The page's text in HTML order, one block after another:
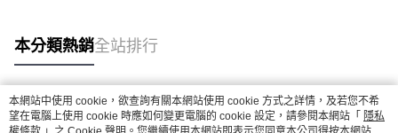
本分類熱銷全站排行
熱門標籤
本網站中使用 cookie，欲查詢有關本網站使用 cookie 方式之詳情，及若您不希
望在電腦上使用 cookie 時應如何變更電腦的 cookie 設定，請參閱本網站「 隱私